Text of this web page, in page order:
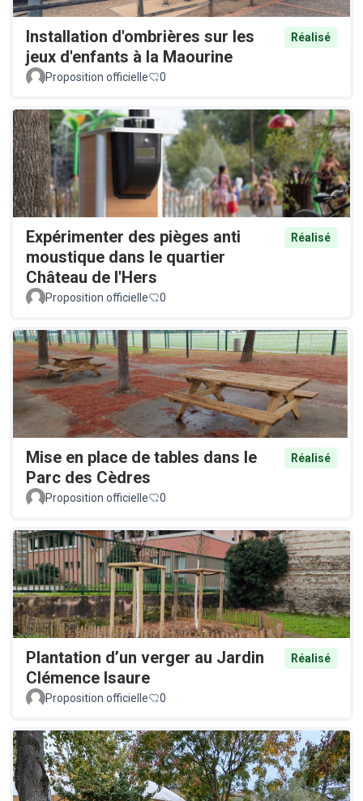
Installation d'ombrières sur les
jeux d'enfants à la Maourine
Réalisé
Proposition officielle 0
Expérimenter des pièges anti
moustique dans le quartier
Château de l'Hers
Réalisé
Proposition officielle 0
Mise en place de tables dans le
Parc des Cèdres
Réalisé
Proposition officielle 0
Plantation d’un verger au Jardin
Clémence Isaure
Réalisé
Proposition officielle 0